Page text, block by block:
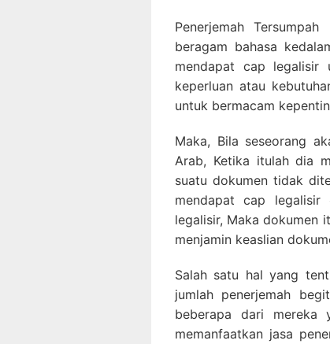
Penerjemah
beragam bahasa
mendapat cap legalisir
keperluan atau
untuk bermacam
Maka, Bila seseorang
Arab, Ketika itulah dia
suatu dokumen tidak
mendapat cap
legalisir, Maka dokumen
menjamin keaslian
Salah satu hal yang
jumlah penerjemah
beberapa dari mereka
memanfaatkan jasa